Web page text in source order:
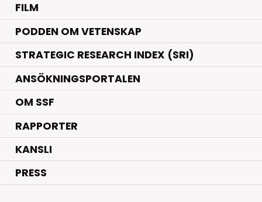
FILM
PODDEN OM VETENSKAP
STRATEGIC RESEARCH INDEX (SRI)
ANSÖKNINGSPORTALEN
OM SSF
RAPPORTER
KANSLI
PRESS